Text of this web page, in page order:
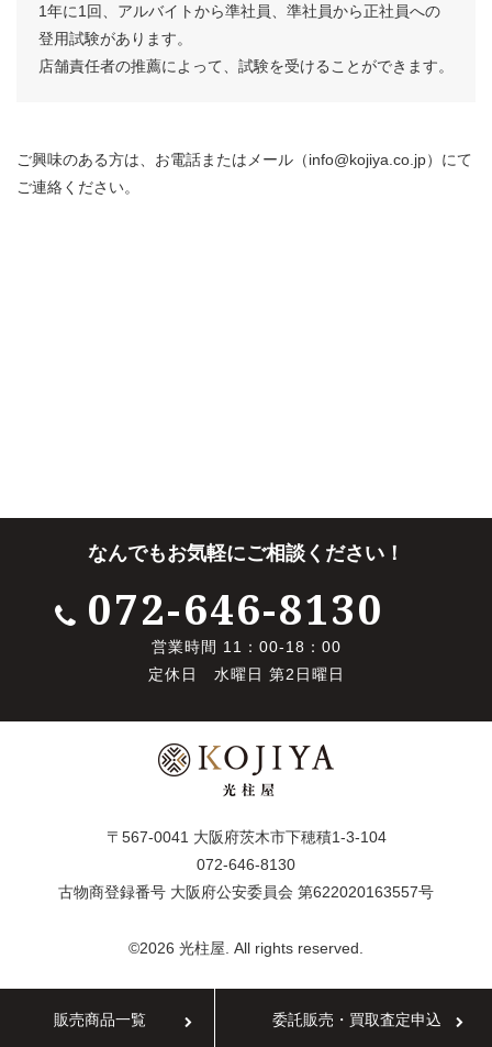
1年に1回、アルバイトから準社員、準社員から正社員への
登用試験があります。
店舗責任者の推薦によって、試験を受けることができます。
ご興味のある方は、お電話またはメール（info@kojiya.co.jp）にて
ご連絡ください。
なんでもお気軽にご相談ください！
072-646-8130
営業時間 11：00-18：00
定休日 水曜日 第2日曜日
〒567-0041 大阪府茨木市下穂積1-3-104
072-646-8130
古物商登録番号 大阪府公安委員会 第622020163557号
©2026 光柱屋. All rights reserved.
販売商品一覧 委託販売・買取査定申込